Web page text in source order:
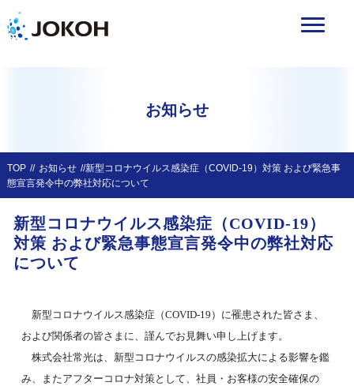
お知らせ
TOP お知らせ
新型コロナウイルス感染症（COVID-19）対策 および緊急事
態宣言発令中の弊社対応について
新型コロナウイルス感染症（COVID-19）
対策 および緊急事態宣言発令中の弊社対応
について
新型コロナウイルス感染症（COVID-19）に罹患された皆さま、
および関係者の皆さまに、謹んでお見舞い申し上げます。
株式会社常光は、新型コロナウイルスの感染拡大による影響を鑑
み、またアフターコロナ対策として、社員・お客様の安全確保の